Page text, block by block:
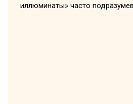
иллюминаты» часто